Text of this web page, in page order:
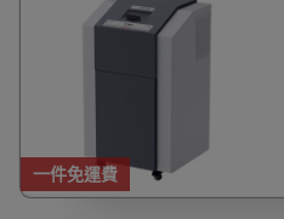
一件免運費